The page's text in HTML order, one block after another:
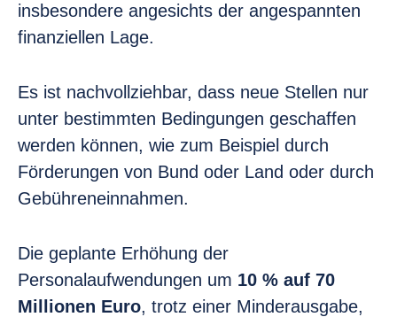
insbesondere angesichts der angespannten
finanziellen Lage.
Es ist nachvollziehbar, dass neue Stellen nur
unter bestimmten Bedingungen geschaffen
werden können, wie zum Beispiel durch
Förderungen von Bund oder Land oder durch
Gebühreneinnahmen.
Die geplante Erhöhung der
Personalaufwendungen um 10 % auf 70
Millionen Euro, trotz einer Minderausgabe,